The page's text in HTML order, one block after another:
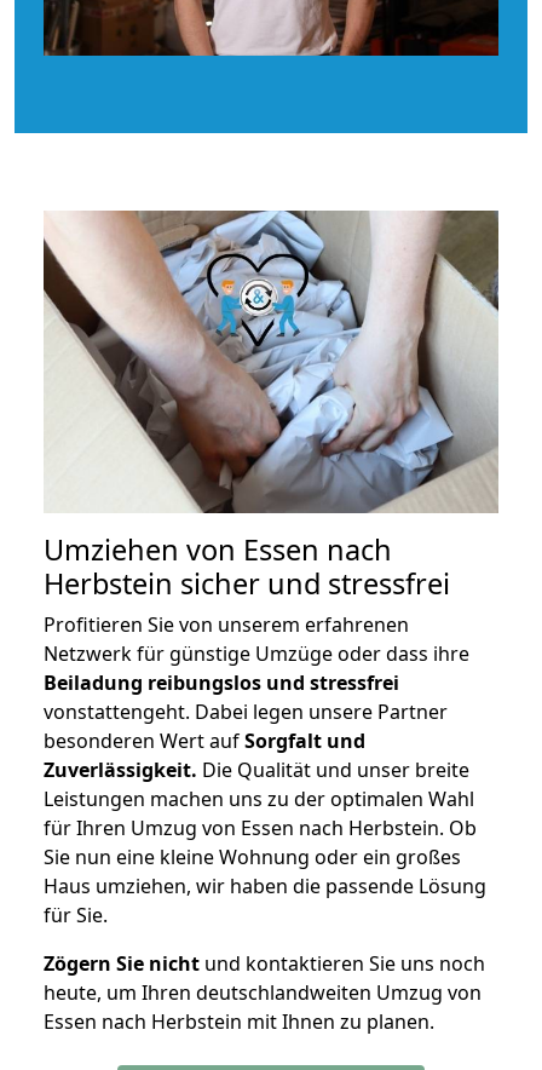
Umziehen von Essen nach
Herbstein sicher und stressfrei
Profitieren Sie von unserem erfahrenen
Netzwerk für günstige Umzüge oder dass ihre
Beiladung reibungslos und stressfrei
vonstattengeht. Dabei legen unsere Partner
besonderen Wert aufSorgfalt und
Zuverlässigkeit. Die Qualität und unser breite
Leistungen machen uns zu der optimalen Wahl
für Ihren Umzug von Essen nach Herbstein. Ob
Sie nun eine kleine Wohnung oder ein großes
Haus umziehen, wir haben die passende Lösung
für Sie.
Zögern Sie nicht und kontaktieren Sie uns noch
heute, um Ihren deutschlandweiten Umzug von
Essen nach Herbstein mit Ihnen zu planen.